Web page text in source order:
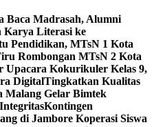
Baca Madrasah, Alumni
Karya Literasi ke
Pendidikan, MTsN 1 Kota
Rombongan MTsN 2 Kota
Upacara Kokurikuler Kelas 9,
DigitalTingkatkan Kualitas
Malang Gelar Bimtek
Kontingen
di Jambore Koperasi Siswa